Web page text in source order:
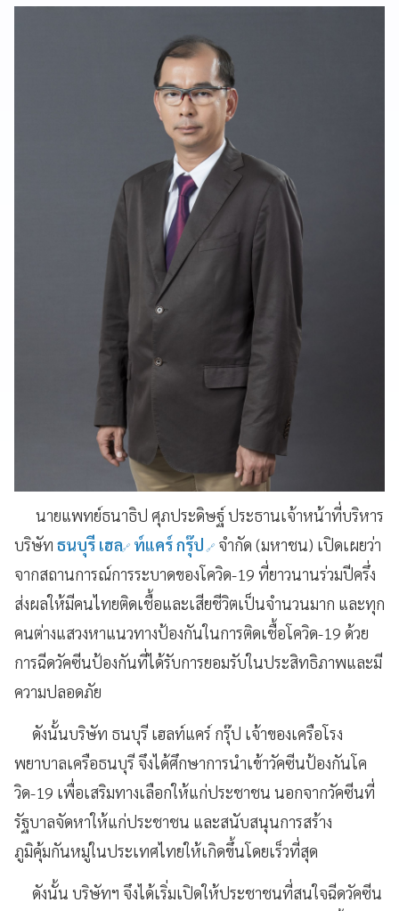
นายแพทย์ธนาธิป ศุภประดิษฐ์ประธานเจ้าหน้าที่บริหาร
บริษัท ธนบุรี เฮล ท์แคร์ กรุ๊ป จำกัด (มหาชน) เปิดเผยว่า
จากสถานการณ์การระบาดของโควิด-19 ที่ยาวนานร่วมปีครึ่ง
ส่งผลให้มีคนไทยติดเชื้อและเสียชีวิตเป็นจำนวนมาก และทุก
คนต่างแสวงหาแนวทางป้องกันในการติดเชื้อโควิด-19 ด้วย
การฉีดวัคซีนป้องกันที่ได้รับการยอมรับในประสิทธิภาพและมี
ความปลอดภัย
ดังนั้นบริษัท ธนบุรี เฮลท์แคร์ กรุ๊ป เจ้าของเครือโรง
พยาบาลเครือธนบุรี จึงได้ศึกษาการนำเข้าวัคซีนป้องกันโค
วิด-19 เพื่อเสริมทางเลือกให้แก่ประชาชน นอกจากวัคซีนที่
รัฐบาลจัดหาให้แก่ประชาชน และสนับสนุนการสร้าง
ภูมิคุ้มกันหมู่ในประเทศไทยให้เกิดขึ้นโดยเร็วที่สุด
ดังนั้น บริษัทฯ จึงได้เริ่มเปิดให้ประชาชนที่สนใจฉีดวัคซีน